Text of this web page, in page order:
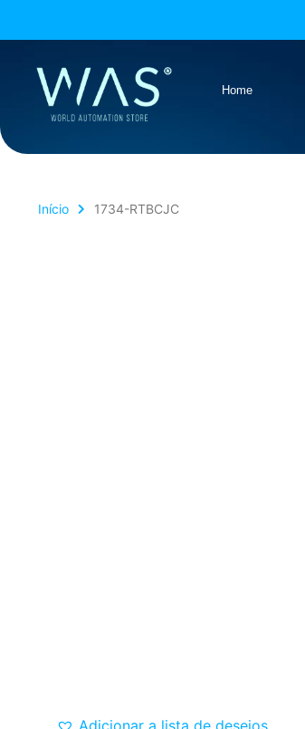
Home
Início 1734-RTBCJC
Adicionar a lista de desejos